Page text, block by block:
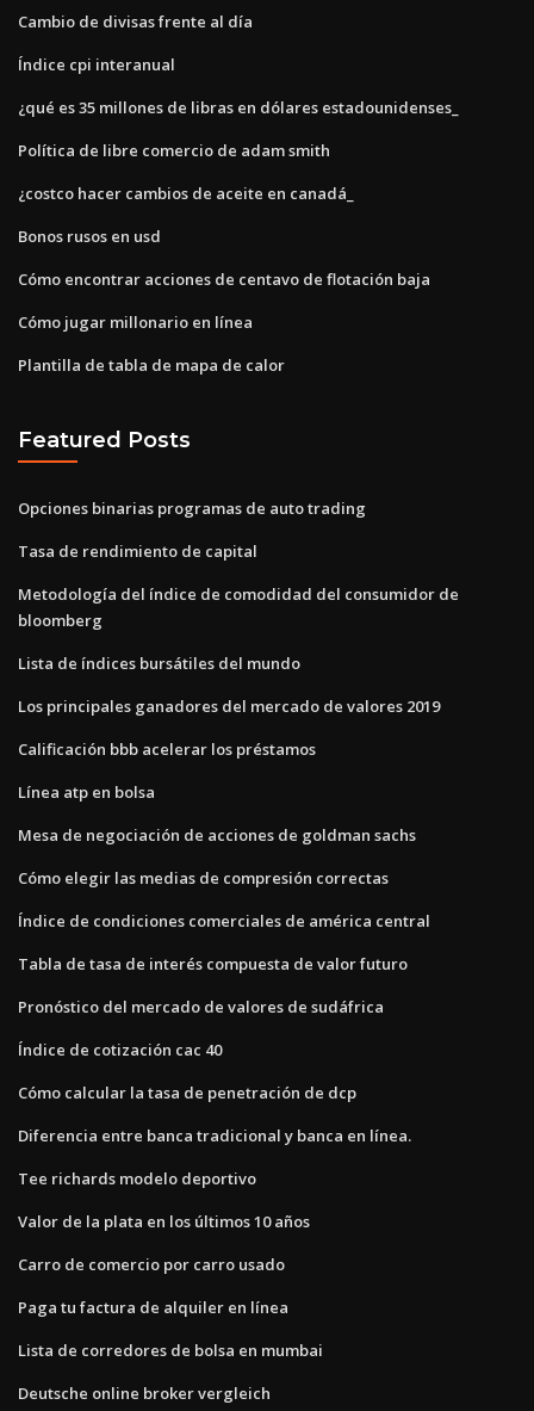
Cambio de divisas frente al día
Índice cpi interanual
¿qué es 35 millones de libras en dólares estadounidenses_
Política de libre comercio de adam smith
¿costco hacer cambios de aceite en canadá_
Bonos rusos en usd
Cómo encontrar acciones de centavo de flotación baja
Cómo jugar millonario en línea
Plantilla de tabla de mapa de calor
Featured Posts
Opciones binarias programas de auto trading
Tasa de rendimiento de capital
Metodología del índice de comodidad del consumidor de
bloomberg
Lista de índices bursátiles del mundo
Los principales ganadores del mercado de valores 2019
Calificación bbb acelerar los préstamos
Línea atp en bolsa
Mesa de negociación de acciones de goldman sachs
Cómo elegir las medias de compresión correctas
Índice de condiciones comerciales de américa central
Tabla de tasa de interés compuesta de valor futuro
Pronóstico del mercado de valores de sudáfrica
Índice de cotización cac 40
Cómo calcular la tasa de penetración de dcp
Diferencia entre banca tradicional y banca en línea.
Tee richards modelo deportivo
Valor de la plata en los últimos 10 años
Carro de comercio por carro usado
Paga tu factura de alquiler en línea
Lista de corredores de bolsa en mumbai
Deutsche online broker vergleich